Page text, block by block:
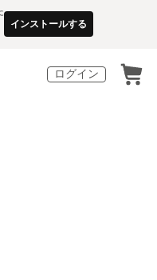
インストールする
ログイン